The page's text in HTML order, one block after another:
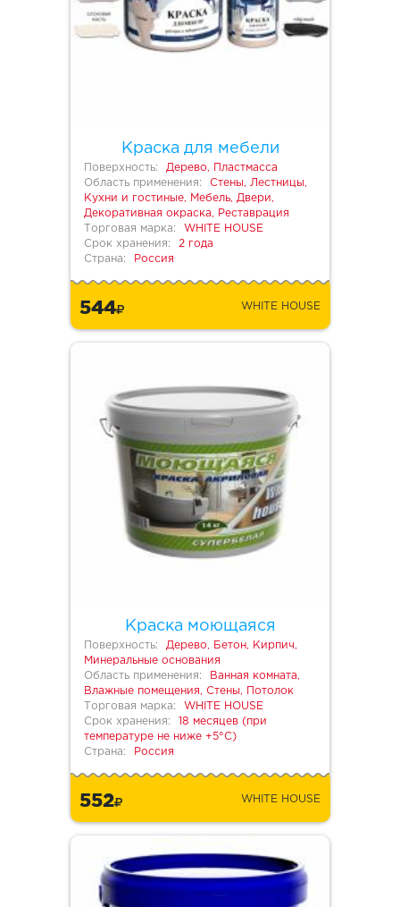
Краска для мебели
Поверхность:
Дерево, Пластмасса
Область применения:
Стены, Лестницы,
Кухни и гостиные, Мебель, Двери,
Декоративная окраска, Реставрация
Торговая марка:
WHITE HOUSE
Срок хранения:
2 года
Страна:
Россия
544 WHITE HOUSE
Краска моющаяся
Поверхность:
Дерево, Бетон, Кирпич,
Минеральные основания
Область применения:
Ванная комната,
Влажные помещения, Стены, Потолок
Торговая марка:
WHITE HOUSE
Срок хранения:
18 месяцев (при
температуре не ниже +5°С)
Страна:
Россия
552 WHITE HOUSE